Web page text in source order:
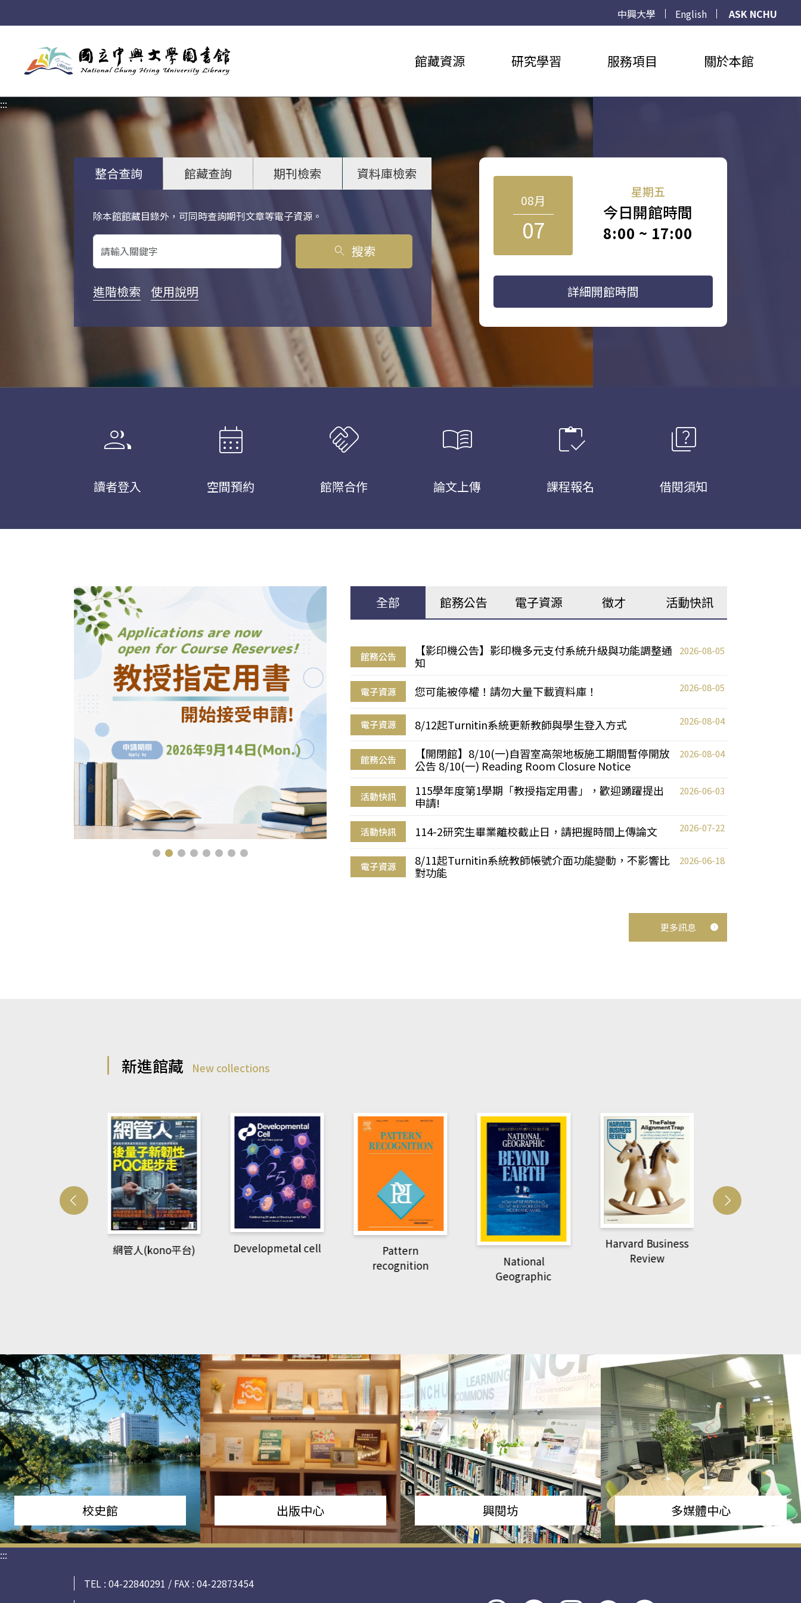
中興大學 English
ASK NCHU
館藏資源 研究學習 服務項目 關於本館
:::
整合查詢 館藏查詢 期刊檢索 資料庫檢索
除本館館藏目錄外，可同時查詢期刊文章等電子資源。
關鍵字搜尋
search 搜索
進階檢索 使用說明
08月
07
星期五
今日開館時間
8:00 ~ 17:00
詳細開館時間
group
讀者登入
calendar_month
空間預約
handshake
館際合作
menu_book
論文上傳
inventory
課程報名
quiz
借閱須知
全部 館務公告 電子資源 徵才 活動快訊
館務公告
【影印機公告】影印機多元支付系統升級與功能調整通
知
2026-08-05
電子資源 您可能被停權！請勿大量下載資料庫！ 2026-08-05
電子資源 8/12起Turnitin系統更新教師與學生登入方式 2026-08-04
館務公告
【開閉館】8/10(一)自習室高架地板施工期間暫停開放
公告 8/10(一) Reading Room Closure Notice
2026-08-04
活動快訊
115學年度第1學期「教授指定用書」，歡迎踴躍提出
申請!
2026-06-03
活動快訊 114-2研究生畢業離校截止日，請把握時間上傳論文 2026-07-22
電子資源
8/11起Turnitin系統教師帳號介面功能變動，不影響比
對功能
2026-06-18
更多訊息
新進館藏 New collections
網管人(kono平台) Developmetal cell
Pattern
recognition
National
Geographic
Harvard Business
Review
校史館 出版中心 興閱坊 多媒體中心
:::
TEL : 04-22840291 / FAX : 04-22873454